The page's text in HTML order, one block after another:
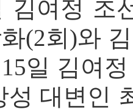
김여정 조
(2회)와
일 김여
성 대변인